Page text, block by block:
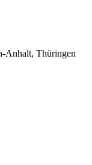
Anhalt, Thüringen